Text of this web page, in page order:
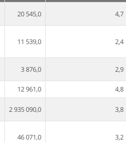
20 545,0 4,7
11 539,0 2,4
3 876,0 2,9
12 961,0 4,8
2 935 090,0 3,8
46 071,0 3,2